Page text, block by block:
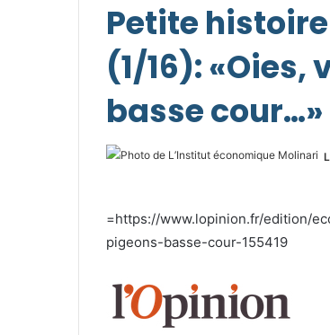
Petite
(1/16): «Oies,
basse cour…»
=https://www.lopinion.fr/edition/
pigeons-basse-cour-155419